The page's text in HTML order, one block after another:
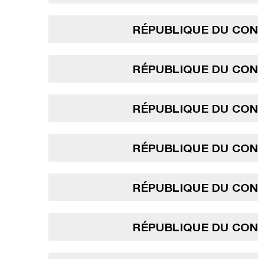
RÉPUBLIQUE DU
RÉPUBLIQUE DU
RÉPUBLIQUE DU
RÉPUBLIQUE DU
RÉPUBLIQUE DU
RÉPUBLIQUE DU